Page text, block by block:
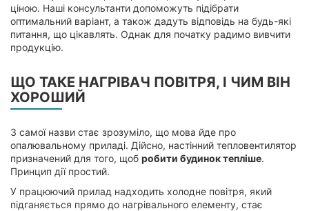
ціною. Наші консультанти допоможуть підібрати
оптимальний варіант, а також дадуть відповідь на будь-які
питання, що цікавлять. Однак для початку радимо вивчити
продукцію.
ЩО ТАКЕ НАГРІВАЧ ПОВІТРЯ, І ЧИМ ВІН
ХОРОШИЙ
З самої назви стає зрозуміло, що мова йде про
опалювальному приладі. Дійсно, настінний тепловентилятор
призначений для того, щоб робити будинок тепліше.
Принцип дії простий.
У працюючий прилад надходить холодне повітря, який
підганяється прямо до нагрівального елементу, стає